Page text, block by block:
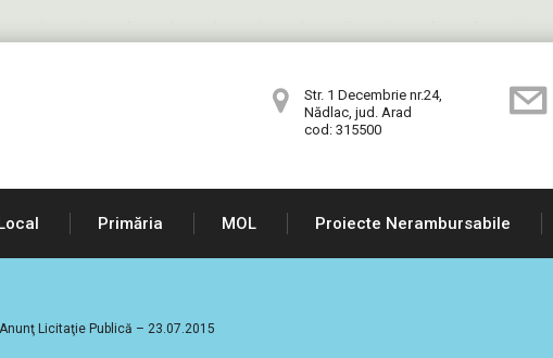
Str. 1 Decembrie nr.24,
Nădlac, jud. Arad
cod: 315500
Primăria MOL Proiecte Nerambursabile
Anunţ Licitaţie Publică – 23.07.2015